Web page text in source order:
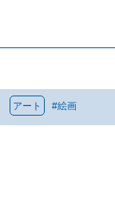
アート #絵画